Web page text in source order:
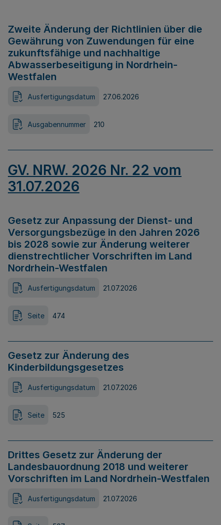
Zweite Änderung der Richtlinien über die
Gewährung von Zuwendungen für eine
zukunftsfähige und nachhaltige
Abwasserbeseitigung in Nordrhein-
Westfalen
Ausfertigungsdatum 27.06.2026
Ausgabennummer 210
GV. NRW. 2026 Nr. 22 vom
31.07.2026
Gesetz zur Anpassung der Dienst- und
Versorgungsbezüge in den Jahren 2026
bis 2028 sowie zur Änderung weiterer
dienstrechtlicher Vorschriften im Land
Nordrhein-Westfalen
Ausfertigungsdatum 21.07.2026
Seite 474
Gesetz zur Änderung des
Kinderbildungsgesetzes
Ausfertigungsdatum 21.07.2026
Seite 525
Drittes Gesetz zur Änderung der
Landesbauordnung 2018 und weiterer
Vorschriften im Land Nordrhein-Westfalen
Ausfertigungsdatum 21.07.2026